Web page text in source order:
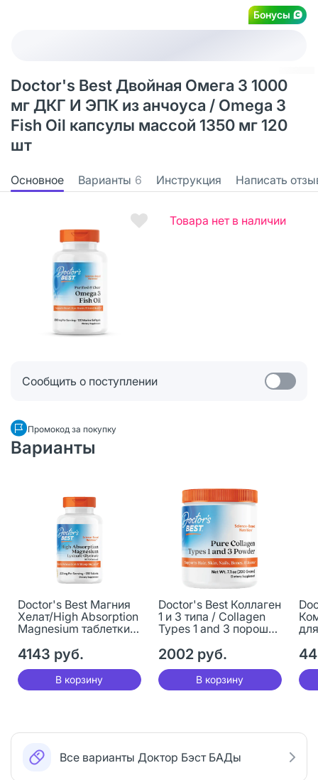
Бонусы
Doctor's Best Двойная Омега 3 1000
мг ДКГ И ЭПК из анчоуса / Omega 3
Fish Oil капсулы массой 1350 мг 120
шт
Основное Варианты 6 Инструкция Написать
Товара нет в наличии
Сообщить о поступлении
Промокод за покупку
Варианты
Doctor's Best Магния
Хелат/High Absorption
Magnesium таблетки
4143 руб.
В корзину
Doctor's Best Коллаген
1 и 3 типа / Collagen
Types 1 and 3 порошок
ложкой 200 г 1 шт
2002 руб.
В корзину
Все варианты Доктор Бэст БАДы